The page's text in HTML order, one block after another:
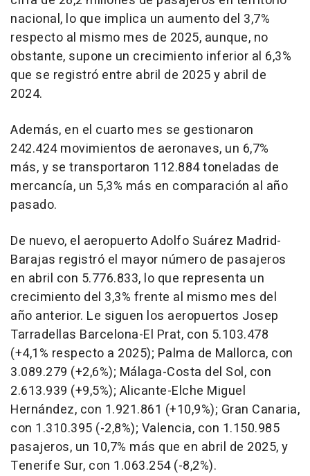
nacional, lo que implica un aumento del 3,7%
respecto al mismo mes de 2025, aunque, no
obstante, supone un crecimiento inferior al 6,3%
que se registró entre abril de 2025 y abril de
2024.
Además, en el cuarto mes se gestionaron
242.424 movimientos de aeronaves, un 6,7%
más, y se transportaron 112.884 toneladas de
mercancía, un 5,3% más en comparación al año
pasado.
De nuevo, el aeropuerto Adolfo Suárez Madrid-
Barajas registró el mayor número de pasajeros
en abril con 5.776.833, lo que representa un
crecimiento del 3,3% frente al mismo mes del
año anterior. Le siguen los aeropuertos Josep
Tarradellas Barcelona-El Prat, con 5.103.478
(+4,1% respecto a 2025); Palma de Mallorca, con
3.089.279 (+2,6%); Málaga-Costa del Sol, con
2.613.939 (+9,5%); Alicante-Elche Miguel
Hernández, con 1.921.861 (+10,9%); Gran Canaria,
con 1.310.395 (-2,8%); Valencia, con 1.150.985
pasajeros, un 10,7% más que en abril de 2025, y
Tenerife Sur, con 1.063.254 (-8,2%).